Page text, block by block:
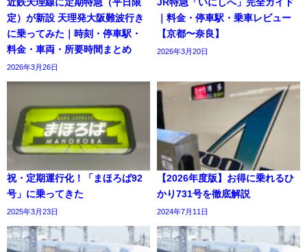
近鉄天理線に定期特急（平日限
定）が新設 天理発大阪難波行き
に乗ってみた｜時刻・停車駅・
料金・車両・所要時間まとめ
2026年3月26日
JR特急「いにしへ」完全ガイド
｜料金・停車駅・乗車レビュー
【京都〜奈良】
2026年3月20日
祝・定期運行化！「まほろば92
号」に乗ってきた
2025年3月23日
【2026年度版】お得に乗れるひ
かり731号を徹底解説
2024年7月11日